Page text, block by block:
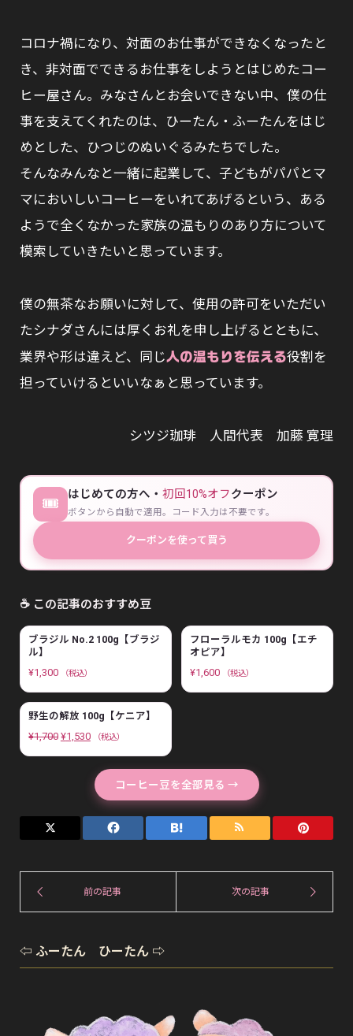
コロナ禍になり、対面のお仕事ができなくなったと
き、非対面でできるお仕事をしようとはじめたコー
ヒー屋さん。みなさんとお会いできない中、僕の仕
事を支えてくれたのは、ひーたん・ふーたんをはじ
めとした、ひつじのぬいぐるみたちでした。
そんなみんなと一緒に起業して、子どもがパパとマ
マにおいしいコーヒーをいれてあげるという、ある
ようで全くなかった家族の温もりのあり方について
模索していきたいと思っています。
僕の無茶なお願いに対して、使用の許可をいただい
たシナダさんには厚くお礼を申し上げるとともに、
業界や形は違えど、同じ人の温もりを伝える役割を
担っていけるといいなぁと思っています。
シツジ珈琲 人間代表 加藤 寛理
🎟 はじめての方へ・初回10%オフクーポン
ボタンから自動で適用。コード入力は不要です。
クーポンを使って買う
☕ この記事のおすすめ豆
ブラジル No.2 100g【ブラジ
ル】
¥1,300 （税込）
フローラルモカ 100g【エチ
オピア】
¥1,600 （税込）
野生の解放 100g【ケニア】
¥1,700 元
の
は
¥
¥1,530現
在
の
価
格
は
,
。
（税込）
コーヒー豆を全部見る →
⇦ ふーたん ひーたん ⇨